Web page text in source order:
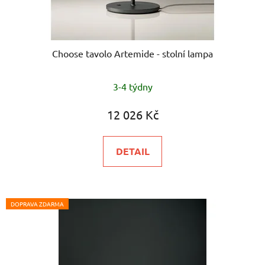
Choose tavolo Artemide - stolní lampa
hodnocení
produktu
5,0
z
3-4 týdny
12 026 Kč
DETAIL
DOPRAVA ZDARMA